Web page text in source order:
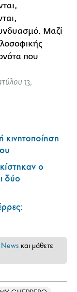
Μαζί
που
13,
κινητοποίηση
ο
δύο
και μάθετε